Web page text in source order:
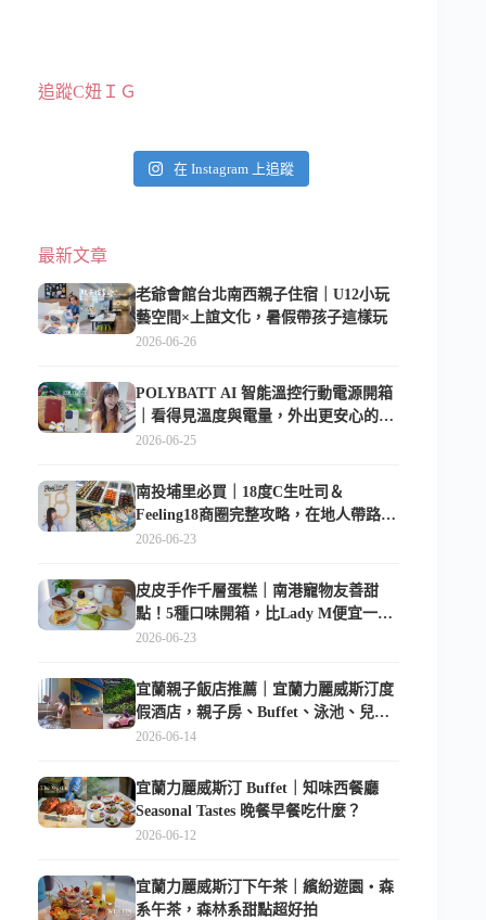
追蹤C妞ＩＧ
在 Instagram 上追蹤
最新文章
老爺會館台北南西親子住宿｜U12小玩
藝空間×上誼文化，暑假帶孩子這樣玩
2026-06-26
POLYBATT AI 智能溫控行動電源開箱
｜看得見溫度與電量，外出更安心的
10000mAh 行動電源
2026-06-25
南投埔里必買｜18度C生吐司＆
Feeling18商圈完整攻略，在地人帶路這
樣逛
2026-06-23
皮皮手作千層蛋糕｜南港寵物友善甜
點！5種口味開箱，比Lady M便宜一半
的台北隱藏版
2026-06-23
宜蘭親子飯店推薦｜宜蘭力麗威斯汀度
假酒店，親子房、Buffet、泳池、兒童
俱樂部超適合放電
2026-06-14
宜蘭力麗威斯汀 Buffet｜知味西餐廳
Seasonal Tastes 晚餐早餐吃什麼？
2026-06-12
宜蘭力麗威斯汀下午茶｜繽紛遊園・森
系午茶，森林系甜點超好拍